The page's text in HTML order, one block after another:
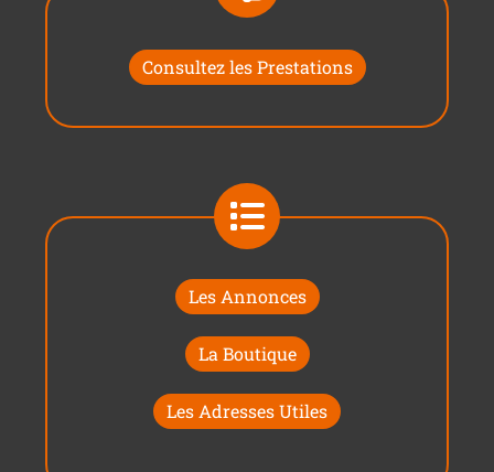
Consultez les Prestations
Les Annonces
La Boutique
Les Adresses Utiles